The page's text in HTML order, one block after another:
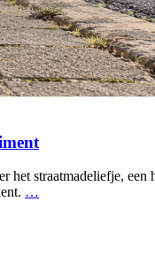
straatmadeliefje,
…